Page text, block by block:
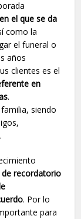
el que se da
como la
el funeral o
años
clientes es el
en
.
siendo
de recordatorio
. Por lo
para